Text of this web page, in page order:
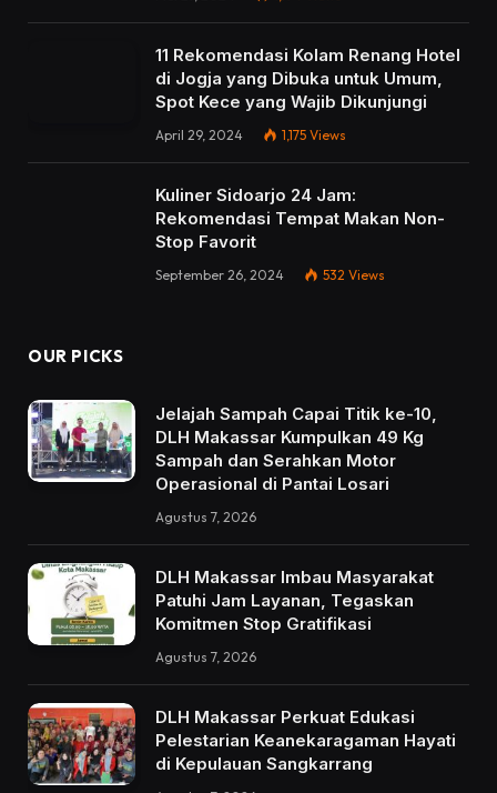
11 Rekomendasi Kolam Renang Hotel
di Jogja yang Dibuka untuk Umum,
Spot Kece yang Wajib Dikunjungi
April 29, 2024 1,175 Views
Kuliner Sidoarjo 24 Jam:
Rekomendasi Tempat Makan Non-
Stop Favorit
September 26, 2024 532 Views
OUR PICKS
Jelajah Sampah Capai Titik ke-10,
DLH Makassar Kumpulkan 49 Kg
Sampah dan Serahkan Motor
Operasional di Pantai Losari
Agustus 7, 2026
DLH Makassar Imbau Masyarakat
Patuhi Jam Layanan, Tegaskan
Komitmen Stop Gratifikasi
Agustus 7, 2026
DLH Makassar Perkuat Edukasi
Pelestarian Keanekaragaman Hayati
di Kepulauan Sangkarrang